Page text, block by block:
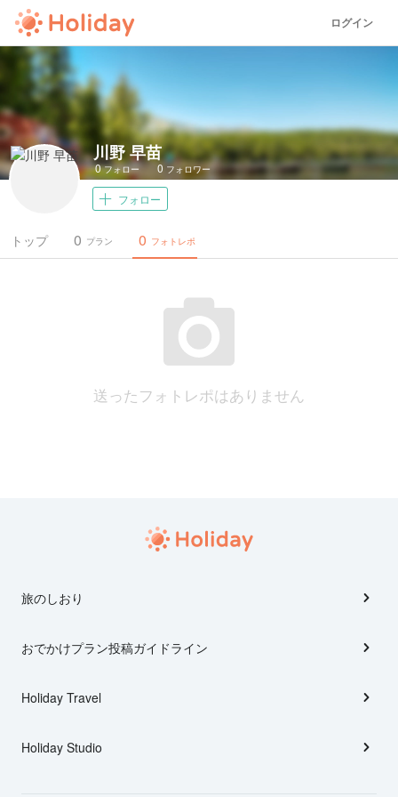
ログイン
川野 早苗
0フォロー 0 フォロワー
フォロー
トップ プラン
0 フォトレポ
0
送ったフォトレポはありません
旅のしおり
おでかけプラン投稿ガイドライン
Holiday Travel
Holiday Studio